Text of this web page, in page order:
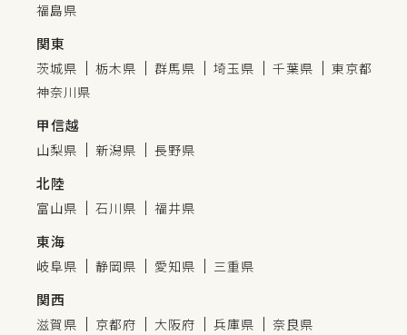
福島県
関東
茨城県 栃木県 群馬県 埼玉県 千葉県
東京都
神奈川県
甲信越
山梨県 新潟県 長野県
北陸
富山県 石川県 福井県
東海
岐阜県 静岡県 愛知県 三重県
関西
滋賀県 京都府 大阪府 兵庫県
奈良県